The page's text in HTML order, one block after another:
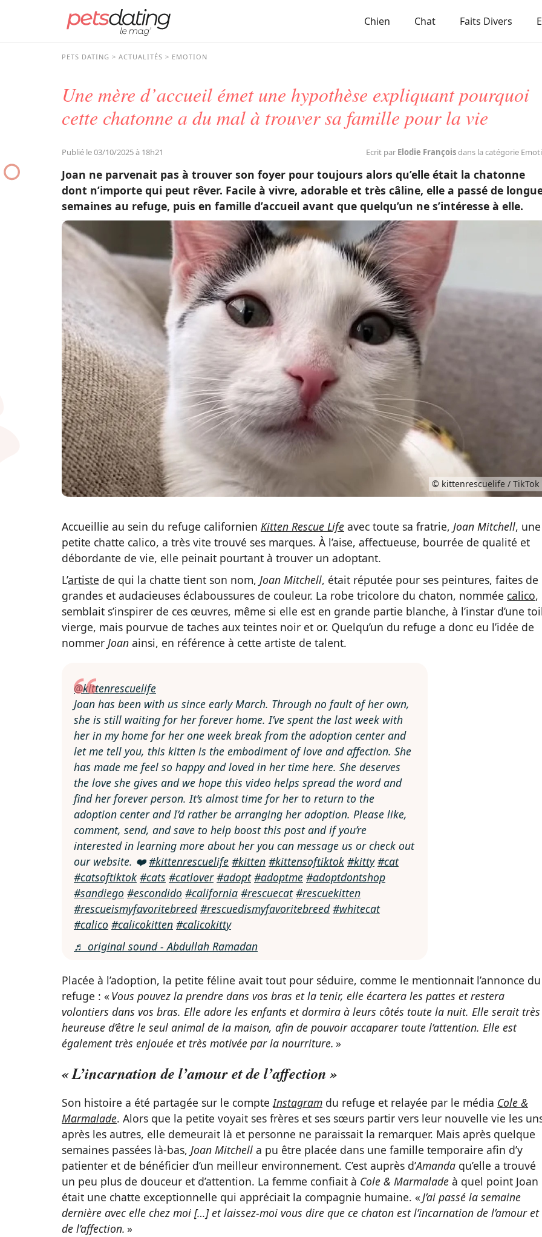
Chien Chat Faits Divers
PETS DATING ACTUALITÉS EMOTION
Une mère d’accueil émet une hypothèse expliquant pourquoi
cette chatonne a du mal à trouver sa famille pour la vie
Publié le 03/10/2025 à 18h21 Ecrit par Elodie Françoisdans la catégorie
Joan ne parvenait pas à trouver son foyer pour toujours alors qu’elle était la chatonne
dont n’importe qui peut rêver. Facile à vivre, adorable et très câline, elle a passé de
semaines au refuge, puis en famille d’accueil avant que quelqu’un ne s’intéresse à elle.
© kittenrescuelife / TikTok
Accueillie au sein du refuge californien Kitten Rescue Life avec toute sa fratrie, Joan Mitchell, une
petite chatte calico, a très vite trouvé ses marques. À l’aise, affectueuse, bourrée de qualité et
débordante de vie, elle peinait pourtant à trouver un adoptant.
L’artiste de qui la chatte tient son nom, Joan Mitchell, était réputée pour ses peintures, faites de
grandes et audacieuses éclaboussures de couleur. La robe tricolore du chaton, nommée calico,
semblait s’inspirer de ces œuvres, même si elle est en grande partie blanche, à l’instar d’une
vierge, mais pourvue de taches aux teintes noir et or. Quelqu’un du refuge a donc eu l’idée de
nommer Joan ainsi, en référence à cette artiste de talent.
@kittenrescuelife
Joan has been with us since early March. Through no fault of her own,
she is still waiting for her forever home. I’ve spent the last week with
her in my home for her one week break from the adoption center and
let me tell you, this kitten is the embodiment of love and affection. She
has made me feel so happy and loved in her time here. She deserves
the love she gives and we hope this video helps spread the word and
find her forever person. It’s almost time for her to return to the
adoption center and I’d rather be arranging her adoption. Please like,
comment, send, and save to help boost this post and if you’re
interested in learning more about her you can message us or check out
our website. ❤️#kittenrescuelife #kitten #kittensoftiktok #kitty #cat
#catsoftiktok #cats #catlover #adopt #adoptme #adoptdontshop
#sandiego #escondido #california #rescuecat #rescuekitten
#rescueismyfavoritebreed #rescuedismyfavoritebreed #whitecat
#calico #calicokitten #calicokitty
♬ original sound - Abdullah Ramadan
Placée à l’adoption, la petite féline avait tout pour séduire, comme le mentionnait l’annonce du
refuge : « Vous pouvez la prendre dans vos bras et la tenir, elle écartera les pattes et restera
volontiers dans vos bras. Elle adore les enfants et dormira à leurs côtés toute la nuit. Elle serait très
heureuse d’être le seul animal de la maison, afin de pouvoir accaparer toute l’attention. Elle est
également très enjouée et très motivée par la nourriture. »
« L’incarnation de l’amour et de l’affection »
Son histoire a été partagée sur le compteInstagram du refuge et relayée par le média Cole &
Marmalade. Alors que la petite voyait ses frères et ses sœurs partir vers leur nouvelle vie les
après les autres, elle demeurait là et personne ne paraissait la remarquer. Mais après quelque
semaines passées là-bas, Joan Mitchell a pu être placée dans une famille temporaire afin d’y
patienter et de bénéficier d’un meilleur environnement. C’est auprès d’Amanda qu’elle a trouvé
un peu plus de douceur et d’attention. La femme confiait à Cole & Marmalade à quel point Joan
était une chatte exceptionnelle qui appréciait la compagnie humaine. «J’ai passé la semaine
dernière avec elle chez moi […] et laissez-moi vous dire que ce chaton est l’incarnation de l’amour et
de l’affection. »